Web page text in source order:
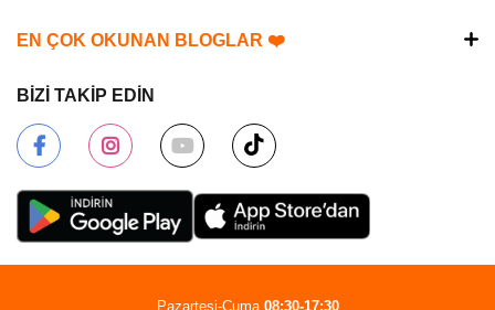
EN ÇOK OKUNAN BLOGLAR ❤️
BİZİ TAKİP EDİN
Pazartesi-Cuma 08:30-17:30